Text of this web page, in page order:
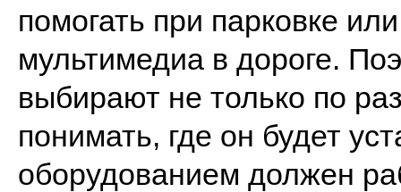
помогать при парковке
мультимедиа в дороге.
выбирают не только по
понимать, где он будет
оборудованием должен